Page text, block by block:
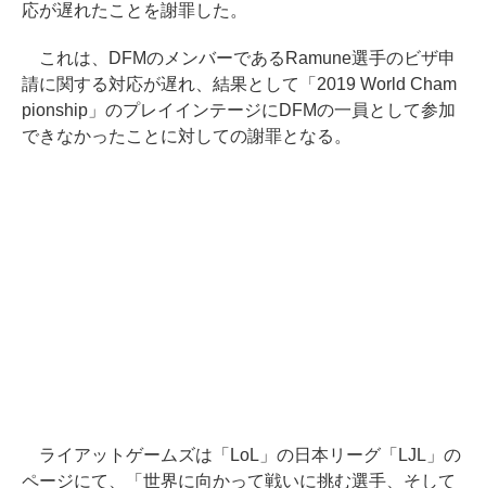
応が遅れたことを謝罪した。
これは、DFMのメンバーであるRamune選手のビザ申
請に関する対応が遅れ、結果として「2019 World Cham
pionship」のプレイインテージにDFMの一員として参加
できなかったことに対しての謝罪となる。
ライアットゲームズは「LoL」の日本リーグ「LJL」の
ページにて、「世界に向かって戦いに挑む選手、そして